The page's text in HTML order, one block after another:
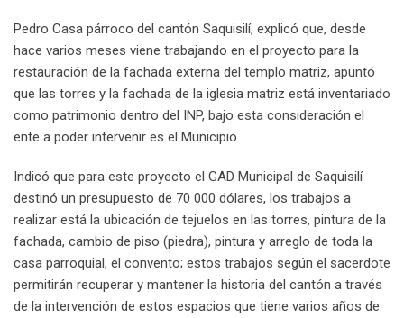
Pedro Casa párroco del cantón Saquisilí, explicó que, desde
hace varios meses viene trabajando en el proyecto para la
restauración de la fachada externa del templo matriz, apuntó
que las torres y la fachada de la iglesia matriz está inventariado
como patrimonio dentro del INP, bajo esta consideración el
ente a poder intervenir es el Municipio.
Indicó que para este proyecto el GAD Municipal de Saquisilí
destinó un presupuesto de 70 000 dólares, los trabajos a
realizar está la ubicación de tejuelos en las torres, pintura de la
fachada, cambio de piso (piedra), pintura y arreglo de toda la
casa parroquial, el convento; estos trabajos según el sacerdote
permitirán recuperar y mantener la historia del cantón a través
de la intervención de estos espacios que tiene varios años de